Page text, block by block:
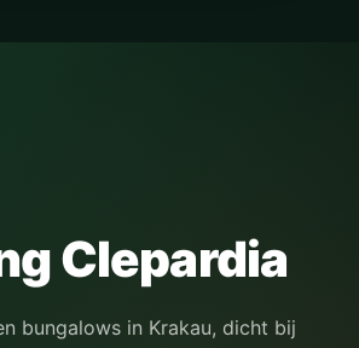
Clepardia
bungalows in Krakau, dicht bij